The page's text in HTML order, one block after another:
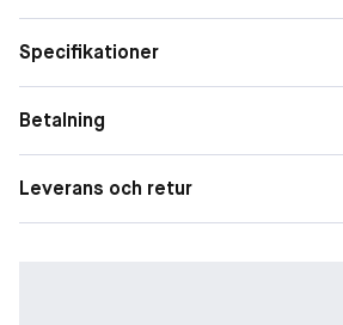
Läppstiftet kommer i ett glamoröst
Det gör produkten:
Ett läppstift med en sensuellt krämig
precis färg som håller upp till 12 timmar.
Specifikationer
Betalning
Leverans och retur